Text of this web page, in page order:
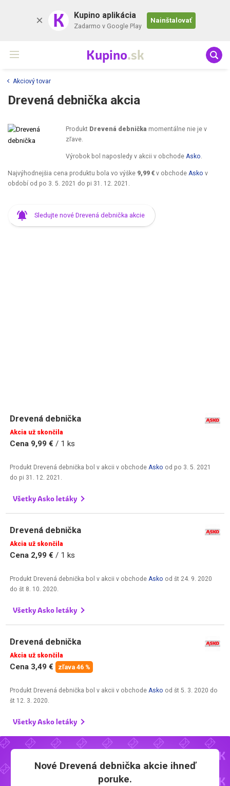
K Kupino aplikácia
Zadarmo v Google Play
Nainštalovať
Kupino.sk
Akciový tovar
Drevená debnička akcia
Produkt Drevená debnička momentálne nie je v
zľave.
Výrobok bol naposledy v akcii v obchode Asko
Najvýhodnejšia cena produktu bola vo výške 9,99 € v obchode Asko v
období od po 3. 5. 2021 do pi 31. 12. 2021
Sledujte nové Drevená debnička akcie
Drevená debnička
Akcia už skončila
Cena 9,99 € / 1 ks
Produkt Drevená debnička bol v akcii v obchode Asko od po 3. 5. 2021
do pi 31. 12. 2021
Všetky Asko letáky
Drevená debnička
Akcia už skončila
Cena 2,99 € / 1 ks
Produkt Drevená debnička bol v akcii v obchode Asko odšt 24. 9. 2020
došt 8. 10. 2020
Všetky Asko letáky
Drevená debnička
Akcia už skončila
Cena 3,49 € zľava 46 %
Produkt Drevená debnička bol v akcii v obchode Asko odšt 5. 3. 2020 do
št 12. 3. 2020
Všetky Asko letáky
Nové Drevená debnička akcie ihneď
poruke.